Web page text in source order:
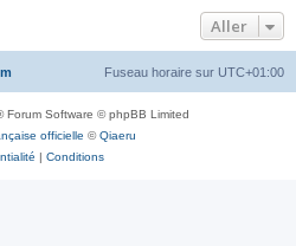
Aller
Fuseau horaire sur UTC+01:00
Forum Software © phpBB Limited
officielle ©Qiaeru
| Conditions